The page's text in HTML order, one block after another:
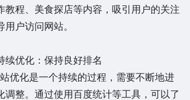
教程、美食探店等内容，吸引用户的关注
户访问网站。
优化：保持良好排名
化是一个持续的过程，需要不断地进
调整。通过使用百度统计等工具，可以了